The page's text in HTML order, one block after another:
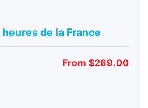
de la France
From $269.00